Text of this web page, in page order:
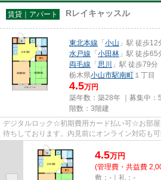
賃貸｜アパート Rレイキャッスル
東北本線 「小山 」駅 徒歩12
水戸線 「小田林 」駅 徒歩65
両毛線 「思川
」駅 徒歩79分
栃木県小山市駅南町 １丁目
4.5万円
築年数：築28年 ｜募集中：
階数：3階建
デジタルロック☆初期費用カード払い可☆お部
待ちしております。内見前にオンライン対応も
4.5万円
(管理費・共益費
敷：-｜礼：-